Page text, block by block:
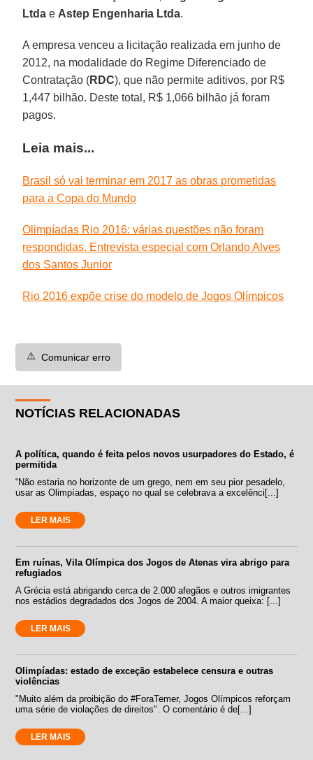
Ltda e Astep Engenharia Ltda.
A empresa venceu a licitação realizada em junho de
2012, na modalidade do Regime Diferenciado de
Contratação (RDC), que não permite aditivos, por R$
1,447 bilhão. Deste total, R$ 1,066 bilhão já foram
pagos.
Leia mais...
Brasil só vai terminar em 2017 as obras prometidas
para a Copa do Mundo
Olimpíadas Rio 2016: várias questões não foram
respondidas. Entrevista especial com Orlando Alves
dos Santos Junior
Rio 2016 expõe crise do modelo de Jogos Olímpicos
⚠️ Comunicar erro
NOTÍCIAS RELACIONADAS
A política, quando é feita pelos novos usurpadores do Estado, é
permitida
“Não estaria no horizonte de um grego, nem em seu pior pesadelo,
usar as Olimpíadas, espaço no qual se celebrava a excelênci[...]
LER MAIS
Em ruínas, Vila Olímpica dos Jogos de Atenas vira abrigo para
refugiados
A Grécia está abrigando cerca de 2.000 afegãos e outros imigrantes
nos estádios degradados dos Jogos de 2004. A maior queixa: [...]
LER MAIS
Olimpíadas: estado de exceção estabelece censura e outras
violências
"Muito além da proibição do #ForaTemer, Jogos Olímpicos reforçam
uma série de violações de direitos". O comentário é de[...]
LER MAIS